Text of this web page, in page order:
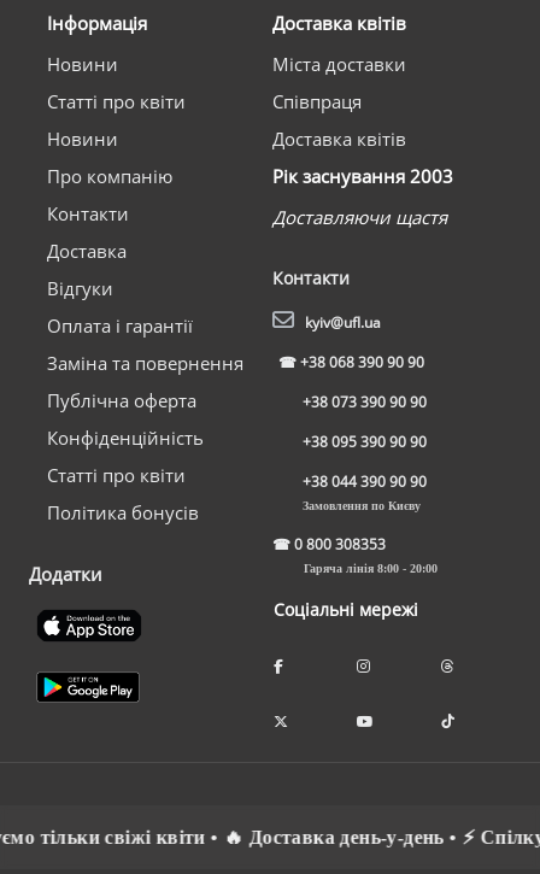
Інформація
Новини
Статті про квіти
Новини
Про компанію
Контакти
Доставка
Відгуки
Оплата і гарантії
Заміна та повернення
Публічна оферта
Конфіденційність
Статті про квіти
Політика бонусів
Додатки
Доставка квітів
Міста доставки
Співпраця
Доставка квітів
Рік заснування 2003
Доставляючи щастя
Контакти
kyiv@ufl.ua
☎+38 068 390 90 90
+38 073 390 90 90
+38 095 390 90 90
+38 044 390 90 90
Замовлення по Києву
☎0 800 308353
Гаряча лінія 8:00 - 20:00
Соціальні мережі
свіжі квіти • 🔥 Доставка день-у-день • ⚡